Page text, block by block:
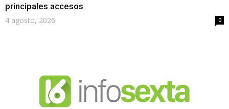
principales accesos
4 agosto, 2026 0